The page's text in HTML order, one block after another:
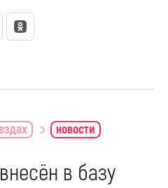
новости
в базу